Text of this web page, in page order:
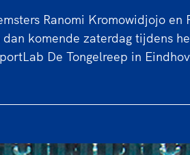
Ranomi Kromowidjojo en
komende zaterdag tijdens
De Tongelreep in